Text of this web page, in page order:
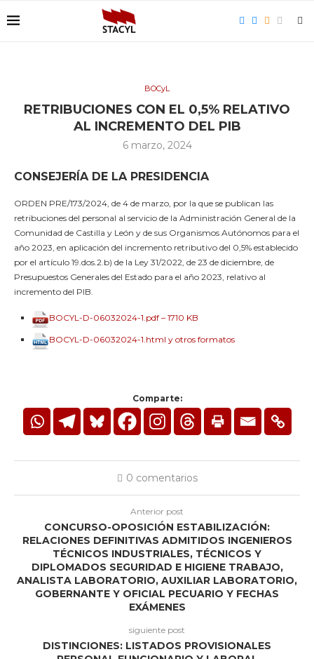
BOCyL
RETRIBUCIONES CON EL 0,5% RELATIVO
AL INCREMENTO DEL PIB
6 marzo, 2024
CONSEJERÍA DE LA PRESIDENCIA
ORDEN PRE/173/2024, de 4 de marzo, por la que se publican las
retribuciones del personal al servicio de la Administración General de la
Comunidad de Castilla y León y de sus Organismos Autónomos para el
año 2023, en aplicación del incremento retributivo del 0,5% establecido
por el artículo 19.dos.2.b) de la Ley 31/2022, de 23 de diciembre, de
Presupuestos Generales del Estado para el año 2023, relativo al
incremento del PIB.
BOCYL-D-06032024-1.pdf – 1710 KB
BOCYL-D-06032024-1.html y otros formatos
Comparte:
0 comentarios
Anterior post
CONCURSO-OPOSICIÓN ESTABILIZACIÓN:
RELACIONES DEFINITIVAS ADMITIDOS INGENIEROS
TÉCNICOS INDUSTRIALES, TÉCNICOS Y
DIPLOMADOS SEGURIDAD E HIGIENE TRABAJO,
ANALISTA LABORATORIO, AUXILIAR LABORATORIO,
GOBERNANTE Y OFICIAL PECUARIO Y FECHAS
EXÁMENES
siguiente post
DISTINCIONES: LISTADOS PROVISIONALES